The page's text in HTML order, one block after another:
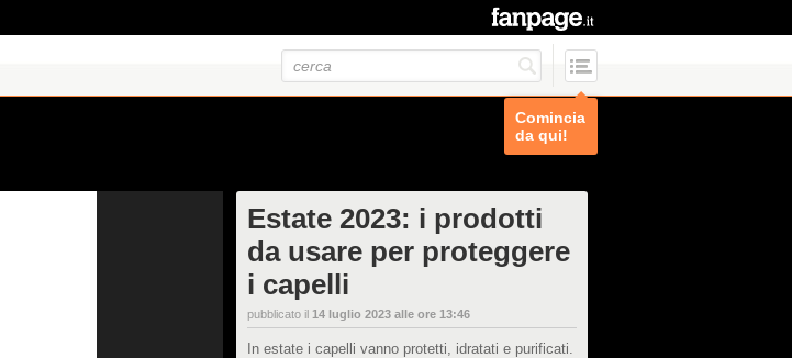
Comincia
da qui!
Estate 2023: i prodotti
da usare per proteggere
i capelli
pubblicato il 14 luglio 2023 alle ore 13:46
In estate i capelli vanno protetti, idratati e purificati.